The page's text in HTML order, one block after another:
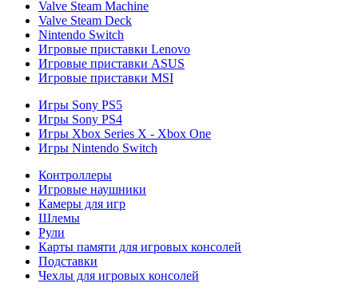
Valve Steam Machine
Valve Steam Deck
Nintendo Switch
Игровые приставки Lenovo
Игровые приставки ASUS
Игровые приставки MSI
Игры Sony PS5
Игры Sony PS4
Игры Xbox Series X - Xbox One
Игры Nintendo Switch
Контроллеры
Игровые наушники
Камеры для игр
Шлемы
Рули
Карты памяти для игровых консолей
Подставки
Чехлы для игровых консолей